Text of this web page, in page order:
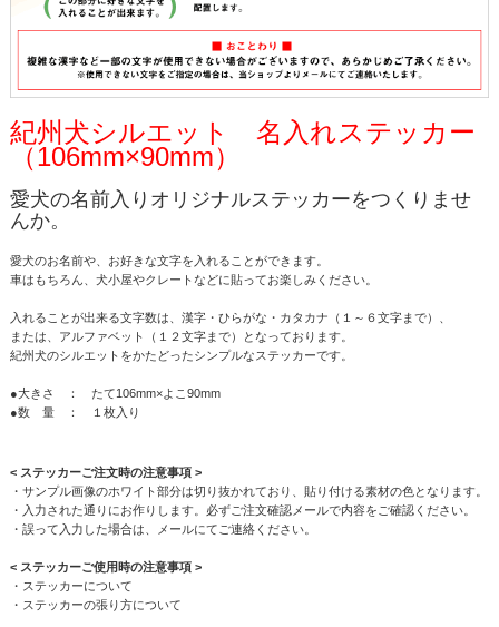
紀州犬シルエット 名入れステッカー
（106mm×90mm）
愛犬の名前入りオリジナルステッカーをつくりませ
んか。
愛犬のお名前や、お好きな文字を入れることができます。
車はもちろん、犬小屋やクレートなどに貼ってお楽しみください。
入れることが出来る文字数は、漢字・ひらがな・カタカナ（１～６文字まで）、
または、アルファベット（１２文字まで）となっております。
紀州犬のシルエットをかたどったシンプルなステッカーです。
●大きさ ： たて106mm×よこ90mm
●数 量 ： １枚入り
< ステッカーご注文時の注意事項 >
・サンプル画像のホワイト部分は切り抜かれており、貼り付ける素材の色となります。
・入力された通りにお作りします。必ずご注文確認メールで内容をご確認ください。
・誤って入力した場合は、メールにてご連絡ください。
< ステッカーご使用時の注意事項 >
・ ステッカーについて
・ ステッカーの張り方について